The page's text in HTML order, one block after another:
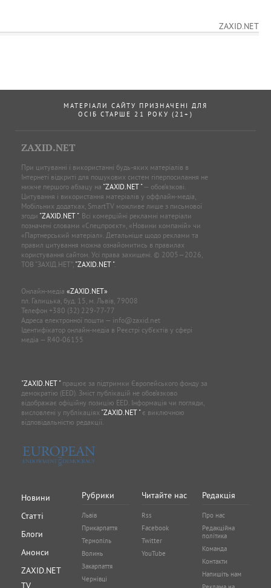
ZAXID.NET
МАТЕРІАЛИ САЙТУ ПРИЗНАЧЕНІ ДЛЯ
ОСІБ СТАРШЕ 21 РОКУ (21+)
ZAXID.NET
При цитуванні і використанні будь-яких матеріалів в
Інтернеті відкриті для пошукових систем гіперпосилання не
нижче першого абзацу на "ZAXID.NET "— обов’язкові.
Цитування і використання матеріалів у оффлайн-медіа,
Мобільних додатках, SmartTV можливе лише з письмової
згоди "ZAXID.NET ". Всі комерційні рекламні матеріали
позначені словами «Спецпроєкт», «Новини компаній» чи
«Партнерський матеріал». Детальніше щодо реклами та
правил цитування можна ознайомитись в правилах
користування сайтом. Усі права захищені. © 2005—2026,
ТОВ “ЗАХІД.НЕТ”, "ZAXID.NET ".
Онлайн-медіа «ZAXID.NET»
пл. Галицька, буд. 15, м. Львів, 79008
Телефон +380 (32) 229-77-77
Адреса електронної пошти — info@zaxid.net
Ідентифікатор онлайн-медіа в Реєстрі суб'єктів у сфері
медіа — R40-06155
"ZAXID.NET "працює за підтримки Європейського фонду за
демократію (EED). Зміст публікацій не обов’язково
відображає офіційну позицію EED. Інформація чи погляди,
висловлені у публікаціях "ZAXID.NET "є виключною
відповідальністю редакції.
Новини
Статті
Блоги
Анонси
ZAXID.NET
TV
Рубрики
Львів
Прикарпаття
Тернопіль
Волинь
Закарпаття
Чернівці
Читайте нас
Rss
Facebook
Twitter
YouTube
Редакція
Про нас
Редакційна
політика
Команда
Контакти
Напишіть нам